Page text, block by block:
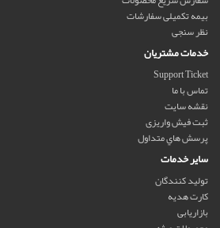
بیمه تکمیلی سفارشات
نظر سنجی
خدمات مشتریان
Support Ticket
تماس با ما
نقشه سایت
ثبت فیش واریزی
پرسش هاي متداول
سایر خدمات
تولید کنندگان
کارت هدیه
بازاریابی